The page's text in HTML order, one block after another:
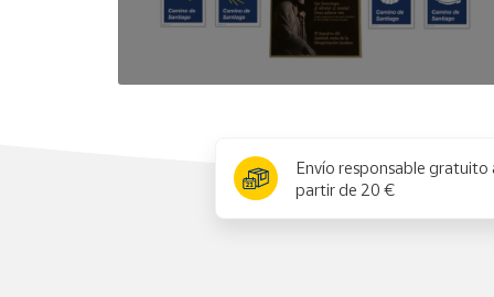
Envío responsable gratuito
partir de 20 €